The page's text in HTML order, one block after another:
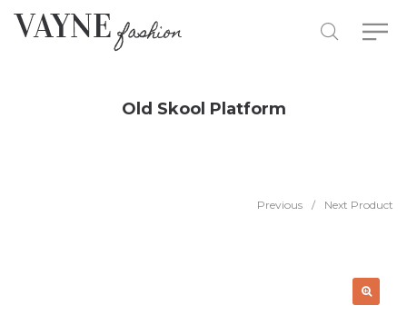
Old Skool Platform
Previous / Next Product